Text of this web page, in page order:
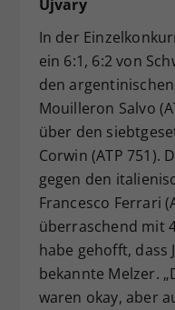
Ujvary
In der
ein 6:1, 6:2 von
den
Mouilleron Salvo
über den
Corwin (ATP 751).
gegen den
Francesco Ferrari
überraschend mit
habe gehofft, dass
bekannte Melzer.
waren okay, aber